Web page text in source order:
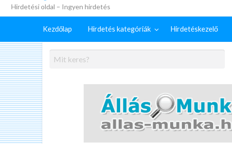
Hirdetési oldal – Ingyen hirdetés
Kezdőlap Hirdetés kategóriák Hirdetéskezelő